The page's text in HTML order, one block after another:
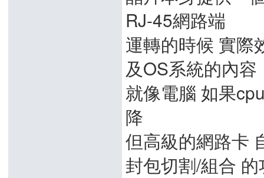
RJ-45網路端
運轉的時候 實際
及OS系統的內容
就像電腦 如果
降
但高級的網路卡
封包切割/組合